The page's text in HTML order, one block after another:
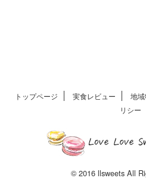
トップページ 実食レビュー 地
リシー
© 2016 llsweets All